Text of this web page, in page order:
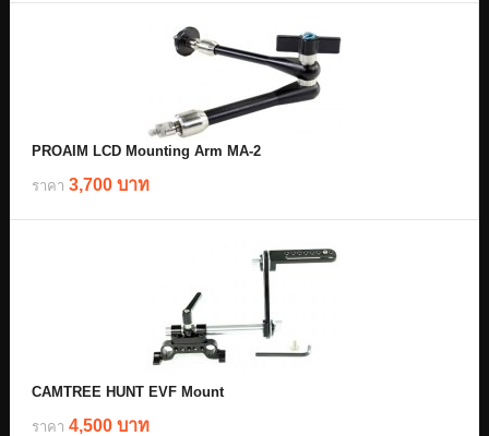
PROAIM LCD Mounting Arm MA-2
ราคา 3,700 บาท
CAMTREE HUNT EVF Mount
ราคา 4,500 บาท